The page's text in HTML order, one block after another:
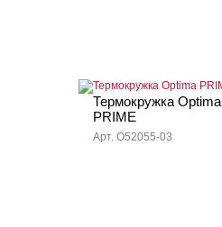
Термокружка Optima
PRIME
Арт. O52055-03